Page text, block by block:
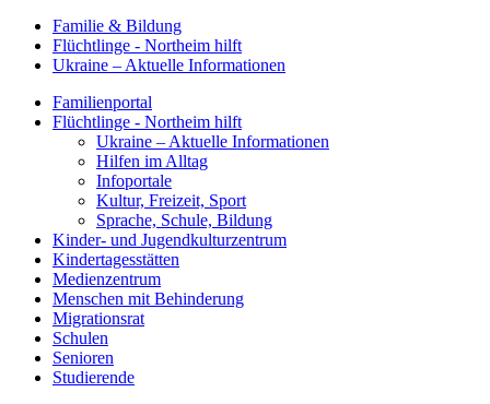
Familie & Bildung
Flüchtlinge - Northeim hilft
Ukraine – Aktuelle Informationen
Familienportal
Flüchtlinge - Northeim hilft
Ukraine – Aktuelle Informationen
Hilfen im Alltag
Infoportale
Kultur, Freizeit, Sport
Sprache, Schule, Bildung
Kinder- und Jugendkulturzentrum
Kindertagesstätten
Medienzentrum
Menschen mit Behinderung
Migrationsrat
Schulen
Senioren
Studierende